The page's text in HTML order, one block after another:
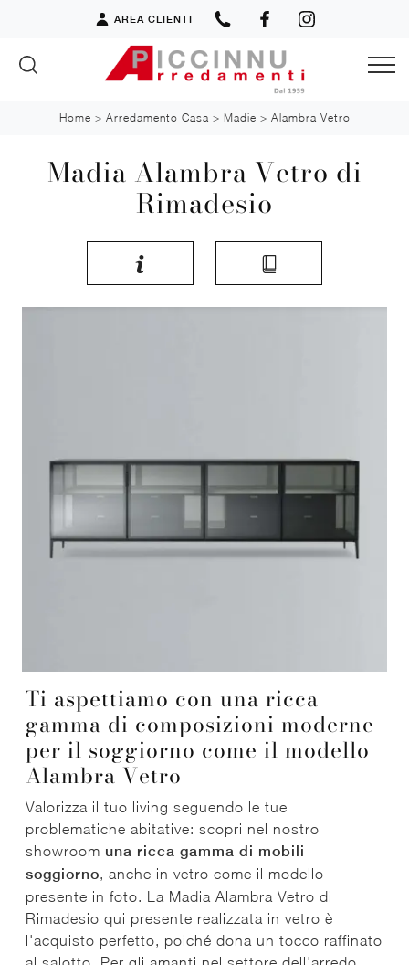
AREA CLIENTI
Home > Arredamento Casa > Madie > Alambra Vetro
Madia Alambra Vetro di
Rimadesio
Ti aspettiamo con una ricca
gamma di composizioni moderne
per il soggiorno come il modello
Alambra Vetro
Valorizza il tuo living seguendo le tue
problematiche abitative: scopri nel nostro
showroom una ricca gamma di mobili
soggiorno, anche in vetro come il modello
presente in foto. La Madia Alambra Vetro di
Rimadesio qui presente realizzata in vetro è
l'acquisto perfetto, poiché dona un tocco raffinato